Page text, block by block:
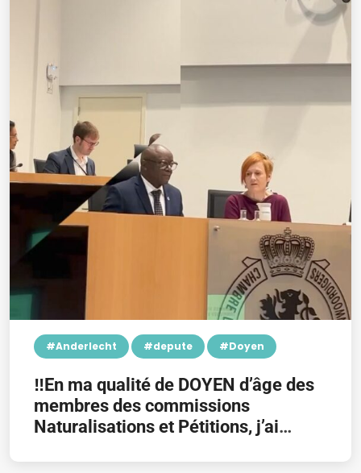
#Anderlecht #depute #Doyen
‼️En ma qualité de DOYEN d’âge des
membres des commissions
Naturalisations et Pétitions, j’ai
les candidats désignés par l